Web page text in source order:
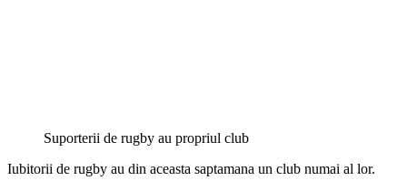
Suporterii de rugby au propriul club
Iubitorii de rugby au din aceasta saptamana un club numai al lor.